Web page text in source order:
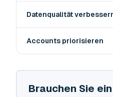
Datenqualität
Accounts priorisieren
Brauchen Sie